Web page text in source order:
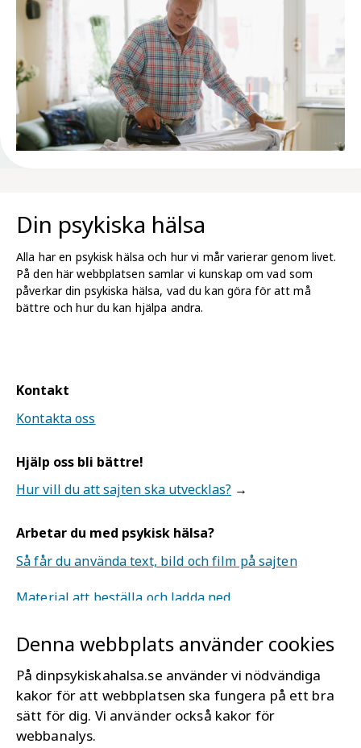
Denna webbplats använder cookies
På dinpsykiskahalsa.se använder vi nödvändiga
kakor för att webbplatsen ska fungera på ett bra
sätt för dig. Vi använder också kakor för
webbanalys.
Din psykiska hälsa
Alla har en psykisk hälsa och hur vi mår varierar genom livet.
På den här webbplatsen samlar vi kunskap om vad som
påverkar din psykiska hälsa, vad du kan göra för att må
bättre och hur du kan hjälpa andra.
Kontakt
Kontakta oss
Hjälp oss bli bättre!
Hur vill du att sajten ska utvecklas?
Arbetar du med psykisk hälsa?
Så får du använda text, bild och film på sajten
Material att beställa och ladda ned.
Om webbplatsen
Mer om Din psykiska hälsa
Tillgänglighet för dinpsykiskahälsa.se
Läs mer om kakor (cookies)